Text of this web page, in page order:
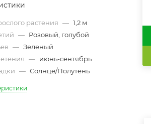
растения — 1,2 м
— Розовый, голубой
— Зеленый
— июнь-сентябрь
— Солнце/Полутень